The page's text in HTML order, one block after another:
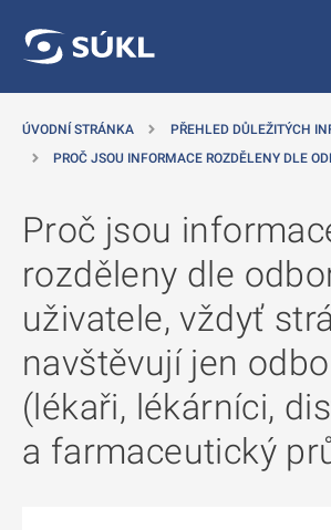
ÚVODNÍ STRÁNKA
PŘEHLED DŮLEŽITÝCH
PROČ JSOU INFORMACE ROZDĚLENY DLE
Proč jsou
rozděleny dle
uživatele, vždyť
navštěvují jen
(lékaři, lékárníci,
a farmaceutický